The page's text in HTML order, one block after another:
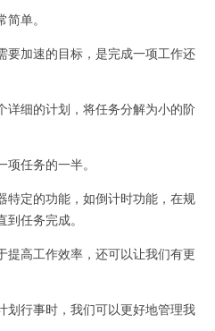
单。
加速的目标，是完成一项工作还
细的计划，将任务分解为小的阶
任务的一半。
定的功能，如倒计时功能，在规
任务完成。
高工作效率，还可以让我们有更
行事时，我们可以更好地管理我